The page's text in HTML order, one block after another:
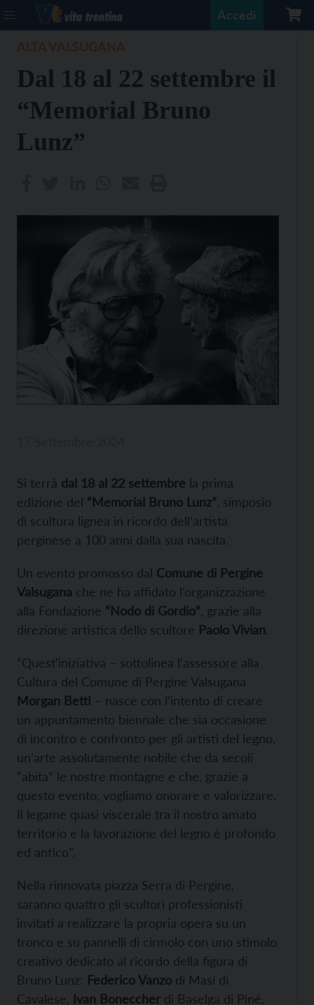
Accedi
Dal 18 al 22 settembre il
“Memorial Bruno
Lunz”
Si terrà dal 18 al 22 settembre la prima
edizione del “Memorial Bruno Lunz” , simposio
di scultura lignea in ricordo dell’artista
perginese a 100 anni dalla sua nascita.
Un evento promosso dal Comune di Pergine
Valsugana che ne ha affidato l’organizzazione
alla Fondazione “Nodo di Gordio” , grazie alla
direzione artistica dello scultore Paolo Vivian.
“Quest’iniziativa – sottolinea l’assessore alla
Cultura del Comune di Pergine Valsugana
Morgan Betti – nasce con l’intento di creare
un appuntamento biennale che sia occasione
di incontro e confronto per gli artisti del legno,
un’arte assolutamente nobile che da secoli
“abita” le nostre montagne e che, grazie a
questo evento, vogliamo onorare e valorizzare.
Il legame quasi viscerale tra il nostro amato
territorio e la lavorazione del legno è profondo
ed antico”.
Nella rinnovata piazza Serra di Pergine,
saranno quattro gli scultori professionisti
invitati a realizzare la propria opera su un
tronco e su pannelli di cirmolo con uno stimolo
creativo dedicato al ricordo della figura di
Bruno Lunz: Federico Vanzo di Masi di
Cavalese, Ivan Boneccher di Baselga di Piné,